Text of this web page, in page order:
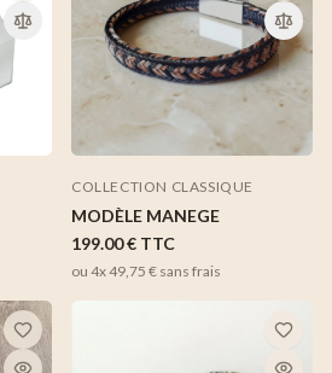
COLLECTION CLASSIQUE
MODÈLE MANEGE
199.00 € TTC
ou 4x49,75 € sans frais